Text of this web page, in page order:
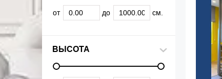
от до см.
ВЫСОТА